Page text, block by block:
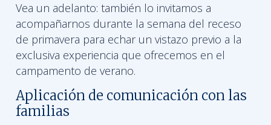
Vea un adelanto: también lo invitamos a
acompañarnos durante la semana del receso
de primavera para echar un vistazo previo a la
exclusiva experiencia que ofrecemos en el
campamento de verano.
Aplicación de comunicación con las
familias